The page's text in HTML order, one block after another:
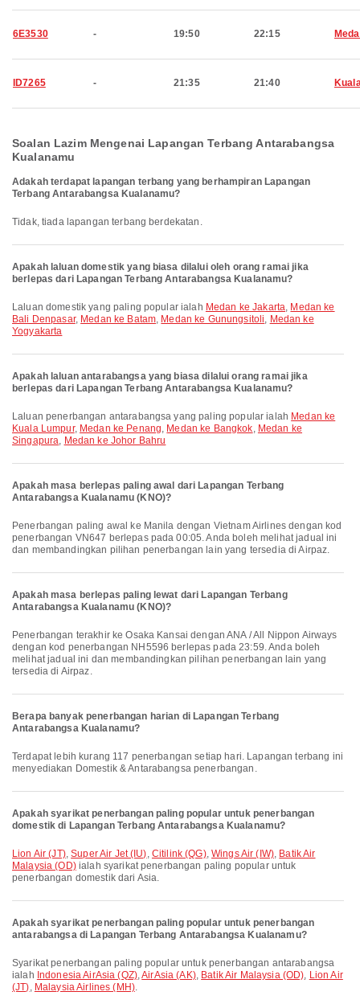
6E3530 - 19:50 22:15
ID7265 - 21:35 21:40
Soalan Lazim Mengenai Lapangan Terbang Antarabangsa
Kualanamu
Adakah terdapat lapangan terbang yang berhampiran Lapangan
Terbang Antarabangsa Kualanamu?
Tidak, tiada lapangan terbang berdekatan.
Apakah laluan domestik yang biasa dilalui oleh orang ramai jika
berlepas dari Lapangan Terbang Antarabangsa Kualanamu?
Laluan domestik yang paling popular ialah Medan ke Jakarta, Medan ke
Bali Denpasar, Medan ke Batam, Medan ke Gunungsitoli, Medan ke
Yogyakarta
Apakah laluan antarabangsa yang biasa dilalui orang ramai jika
berlepas dari Lapangan Terbang Antarabangsa Kualanamu?
Laluan penerbangan antarabangsa yang paling popular ialah Medan ke
Kuala Lumpur, Medan ke Penang, Medan ke Bangkok, Medan ke
Singapura, Medan ke Johor Bahru
Apakah masa berlepas paling awal dari Lapangan Terbang
Antarabangsa Kualanamu (KNO)?
Penerbangan paling awal ke Manila dengan Vietnam Airlines dengan kod
penerbangan VN647 berlepas pada 00:05. Anda boleh melihat jadual ini
dan membandingkan pilihan penerbangan lain yang tersedia di Airpaz.
Apakah masa berlepas paling lewat dari Lapangan Terbang
Antarabangsa Kualanamu (KNO)?
Penerbangan terakhir ke Osaka Kansai dengan ANA / All Nippon Airways
dengan kod penerbangan NH5596 berlepas pada 23:59. Anda boleh
melihat jadual ini dan membandingkan pilihan penerbangan lain yang
tersedia di Airpaz.
Berapa banyak penerbangan harian di Lapangan Terbang
Antarabangsa Kualanamu?
Terdapat lebih kurang 117 penerbangan setiap hari. Lapangan terbang ini
menyediakan Domestik & Antarabangsa penerbangan.
Apakah syarikat penerbangan paling popular untuk penerbangan
domestik di Lapangan Terbang Antarabangsa Kualanamu?
Lion Air (JT),Super Air Jet (IU), Citilink (QG),Wings Air (IW), Batik Air
Malaysia (OD)ialah syarikat penerbangan paling popular untuk
penerbangan domestik dari Asia.
Apakah syarikat penerbangan paling popular untuk penerbangan
antarabangsa di Lapangan Terbang Antarabangsa Kualanamu?
Syarikat penerbangan paling popular untuk penerbangan antarabangsa
ialah Indonesia AirAsia (QZ),AirAsia (AK), Batik Air Malaysia (OD), Lion Air
(JT), Malaysia Airlines (MH).